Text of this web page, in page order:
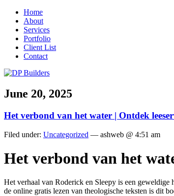
Home
About
Services
Portfolio
Client List
Contact
June 20, 2025
Het verbond van het water | Ontdek
Filed under: Uncategorized — ashweb @ 4:51 am
Het verbond van het
Het verhaal van Roderick en Sleepy is een
de online gratis lezen van theologische teksten is dit